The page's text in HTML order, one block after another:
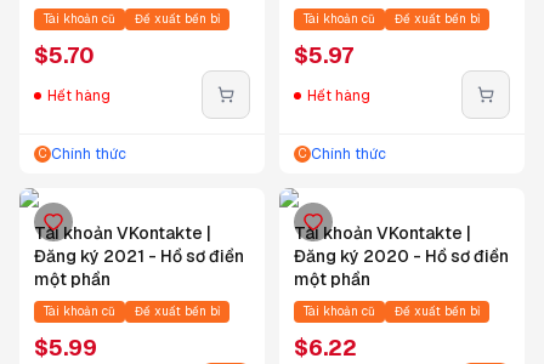
Tài khoản cũ Đề xuất bền bỉ
$5.70
Hết hàng
C Chính thức
Tài khoản cũ Đề xuất bền bỉ
$5.97
Hết hàng
C Chính thức
Tài khoản VKontakte |
Đăng ký 2021 - Hồ sơ điền
một phần
Tài khoản cũ Đề xuất bền bỉ
$5.99
Tài khoản VKontakte |
Đăng ký 2020 - Hồ sơ điền
một phần
Tài khoản cũ Đề xuất bền bỉ
$6.22